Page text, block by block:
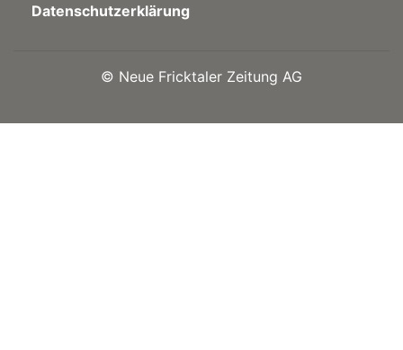
Datenschutzerklärung
© Neue Fricktaler Zeitung AG